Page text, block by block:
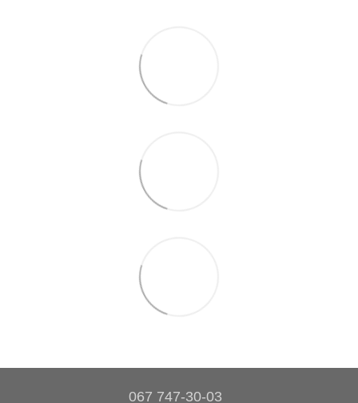
067 747-30-03